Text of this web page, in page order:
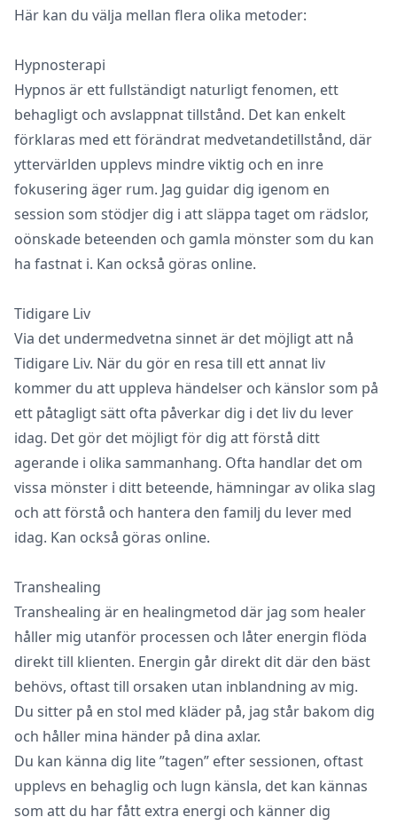
Här kan du välja mellan flera olika metoder:
Hypnosterapi
Hypnos är ett fullständigt naturligt fenomen, ett
behagligt och avslappnat tillstånd. Det kan enkelt
förklaras med ett förändrat medvetandetillstånd, där
yttervärlden upplevs mindre viktig och en inre
fokusering äger rum. Jag guidar dig igenom en
session som stödjer dig i att släppa taget om rädslor,
oönskade beteenden och gamla mönster som du kan
ha fastnat i. Kan också göras online.
Tidigare Liv
Via det undermedvetna sinnet är det möjligt att nå
Tidigare Liv. När du gör en resa till ett annat liv
kommer du att uppleva händelser och känslor som på
ett påtagligt sätt ofta påverkar dig i det liv du lever
idag. Det gör det möjligt för dig att förstå ditt
agerande i olika sammanhang. Ofta handlar det om
vissa mönster i ditt beteende, hämningar av olika slag
och att förstå och hantera den familj du lever med
idag. Kan också göras online.
Transhealing
Transhealing är en healingmetod där jag som healer
håller mig utanför processen och låter energin flöda
direkt till klienten. Energin går direkt dit där den bäst
behövs, oftast till orsaken utan inblandning av mig.
Du sitter på en stol med kläder på, jag står bakom dig
och håller mina händer på dina axlar.
Du kan känna dig lite ”tagen” efter sessionen, oftast
upplevs en behaglig och lugn känsla, det kan kännas
som att du har fått extra energi och känner dig